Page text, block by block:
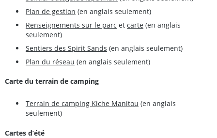
Plan de gestion (en anglais seulement)
Renseignements sur le parc et carte (en anglais
seulement)
Sentiers des Spirit Sands (en anglais seulement)
Plan du réseau (en anglais seulement)
Carte du terrain de camping
Terrain de camping Kiche Manitou (en anglais
seulement)
Cartes d’été